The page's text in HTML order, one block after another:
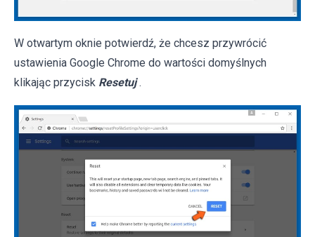
W otwartym oknie potwierdź, że chcesz przywrócić
ustawienia Google Chrome do wartości domyślnych
klikając przycisk Resetuj .